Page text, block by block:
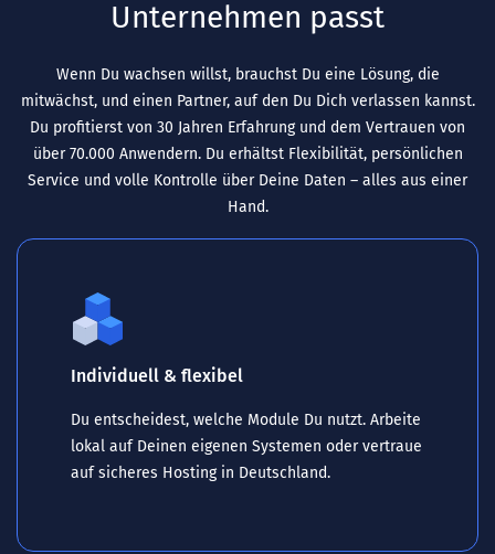
Unternehmen passt
Wenn Du wachsen willst, brauchst Du eine Lösung, die
mitwächst, und einen Partner, auf den Du Dich verlassen kannst.
Du profitierst von 30 Jahren Erfahrung und dem Vertrauen von
über 70.000 Anwendern. Du erhältst Flexibilität, persönlichen
Service und volle Kontrolle über Deine Daten – alles aus einer
Hand.
Individuell & flexibel
Du entscheidest, welche Module Du nutzt. Arbeite
lokal auf Deinen eigenen Systemen oder vertraue
auf sicheres Hosting in Deutschland.